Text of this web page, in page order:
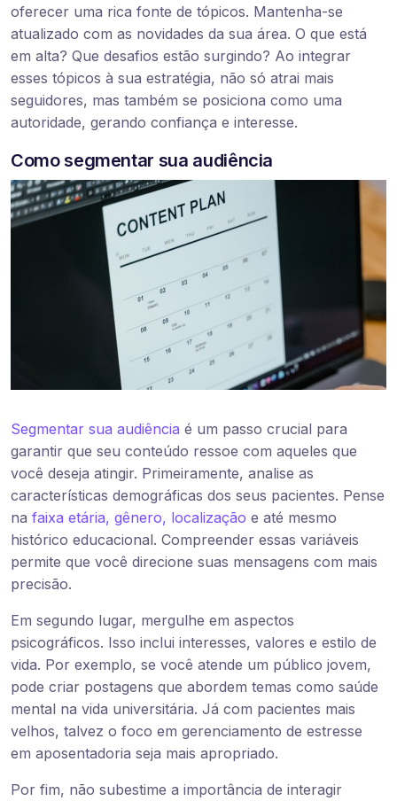
oferecer uma rica fonte de tópicos. Mantenha-se
atualizado com as novidades da sua área. O que está
em alta? Que desafios estão surgindo? Ao integrar
esses tópicos à sua estratégia, não só atrai mais
seguidores, mas também se posiciona como uma
autoridade, gerando confiança e interesse.
Como segmentar sua audiência
Segmentar sua audiência é um passo crucial para
garantir que seu conteúdo ressoe com aqueles que
você deseja atingir. Primeiramente, analise as
características demográficas dos seus pacientes. Pense
na faixa etária, gênero, localização e até mesmo
histórico educacional. Compreender essas variáveis
permite que você direcione suas mensagens com mais
precisão.
Em segundo lugar, mergulhe em aspectos
psicográficos. Isso inclui interesses, valores e estilo de
vida. Por exemplo, se você atende um público jovem,
pode criar postagens que abordem temas como saúde
mental na vida universitária. Já com pacientes mais
velhos, talvez o foco em gerenciamento de estresse
em aposentadoria seja mais apropriado.
Por fim, não subestime a importância de interagir